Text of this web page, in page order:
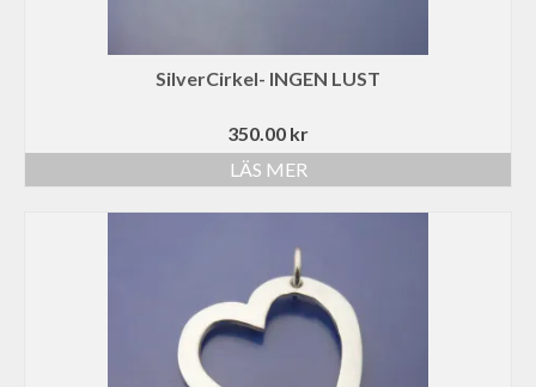
SilverCirkel- INGEN LUST
350.00 kr
LÄS MER